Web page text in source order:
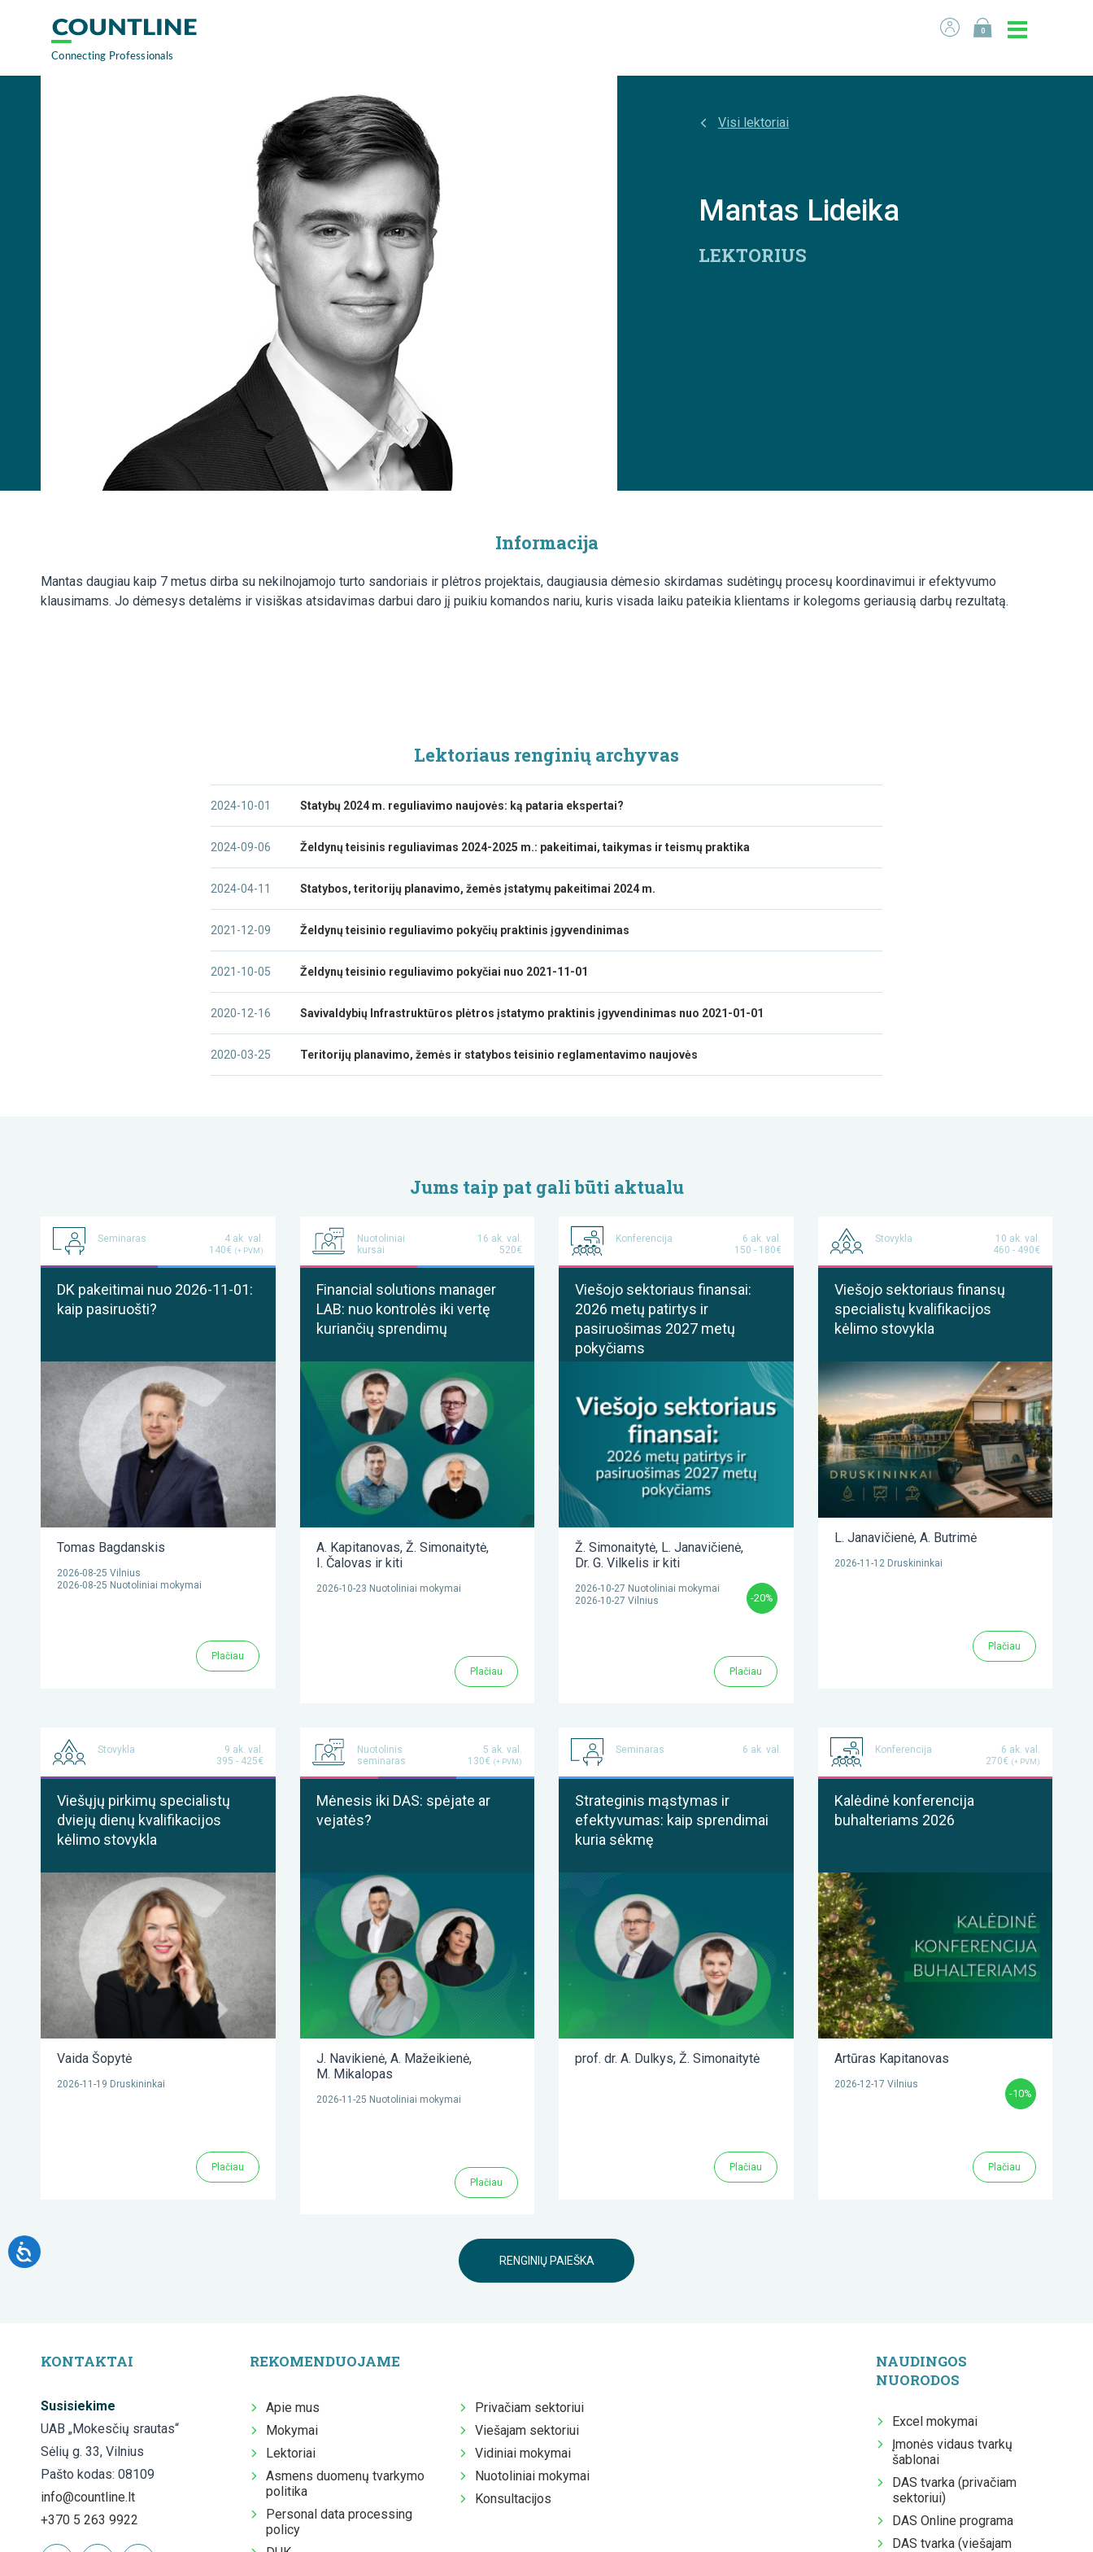
0
Visi lektoriai
Mantas Lideika
LEKTORIUS
Informacija
Mantas daugiau kaip 7 metus dirba su nekilnojamojo turto sandoriais ir plėtros projektais, daugiausia dėmesio skirdamas sudėtingų procesų koordinavimui ir efektyvumo
klausimams. Jo dėmesys detalėms ir visiškas atsidavimas darbui daro jį puikiu komandos nariu, kuris visada laiku pateikia klientams ir kolegoms geriausią darbų rezultatą.
Lektoriaus renginių archyvas
2024-10-01 Statybų 2024 m. reguliavimo naujovės: ką pataria ekspertai?
2024-09-06 Želdynų teisinis reguliavimas 2024-2025 m.: pakeitimai, taikymas ir teismų praktika
2024-04-11 Statybos, teritorijų planavimo, žemės įstatymų pakeitimai 2024 m.
2021-12-09 Želdynų teisinio reguliavimo pokyčių praktinis įgyvendinimas
2021-10-05 Želdynų teisinio reguliavimo pokyčiai nuo 2021-11-01
2020-12-16 Savivaldybių Infrastruktūros plėtros įstatymo praktinis įgyvendinimas nuo 2021-01-01
2020-03-25 Teritorijų planavimo, žemės ir statybos teisinio reglamentavimo naujovės
Jums taip pat gali būti aktualu
Seminaras
4 ak. val.
140€ (+ PVM)
DK pakeitimai nuo 2026-11-01:
kaip pasiruošti?
Tomas Bagdanskis
2026-08-25 Vilnius
2026-08-25 Nuotoliniai mokymai
Plačiau
Nuotoliniai
kursai
16 ak. val.
520€
Financial solutions manager
LAB: nuo kontrolės iki vertę
kuriančių sprendimų
A. Kapitanovas, Ž. Simonaitytė,
I. Čalovas ir kiti
2026-10-23 Nuotoliniai mokymai
Plačiau
Konferencija
6 ak. val.
150 - 180€
Viešojo sektoriaus finansai:
2026 metų patirtys ir
pasiruošimas 2027 metų
pokyčiams
Ž. Simonaitytė, L. Janavičienė,
Dr. G. Vilkelis ir kiti
2026-10-27 Nuotoliniai mokymai
2026-10-27 Vilnius
-20%
Plačiau
Stovykla
10 ak. val.
460 - 490€
Viešojo sektoriaus finansų
specialistų kvalifikacijos
kėlimo stovykla
L. Janavičienė, A. Butrimė
2026-11-12 Druskininkai
Plačiau
Stovykla
9 ak. val.
395 - 425€
Viešųjų pirkimų specialistų
dviejų dienų kvalifikacijos
kėlimo stovykla
Vaida Šopytė
2026-11-19 Druskininkai
Plačiau
Nuotolinis
seminaras
5 ak. val.
130€ (+ PVM)
Mėnesis iki DAS: spėjate ar
vejatės?
J. Navikienė, A. Mažeikienė,
M. Mikalopas
2026-11-25 Nuotoliniai mokymai
Plačiau
Seminaras 6 ak. val.
Strateginis mąstymas ir
efektyvumas: kaip sprendimai
kuria sėkmę
prof. dr. A. Dulkys, Ž. Simonaitytė
Plačiau
Konferencija
6 ak. val.
270€ (+ PVM)
Kalėdinė konferencija
buhalteriams 2026
Artūras Kapitanovas
2026-12-17 Vilnius
-10%
Plačiau
RENGINIŲ PAIEŠKA
KONTAKTAI
Susisiekime
UAB „Mokesčių srautas“
Sėlių g. 33, Vilnius
Pašto kodas: 08109
info@countline.lt
+370 5 263 9922
REKOMENDUOJAME
Apie mus
Mokymai
Lektoriai
Asmens duomenų tvarkymo
politika
Personal data processing
policy
Privačiam sektoriui
Viešajam sektoriui
Vidiniai mokymai
Nuotoliniai mokymai
Konsultacijos
NAUDINGOS
NUORODOS
Excel mokymai
Įmonės vidaus tvarkų
šablonai
DAS tvarka (privačiam
sektoriui)
DAS Online programa
DAS tvarka (viešajam